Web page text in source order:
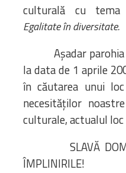
culturală cu tema
Egalitate în diversitate.
Așadar parohia
la data de 1 aprile
în căutarea unui
necesităților
culturale, actualul
SLAVĂ
ÎMPLINIRILE!